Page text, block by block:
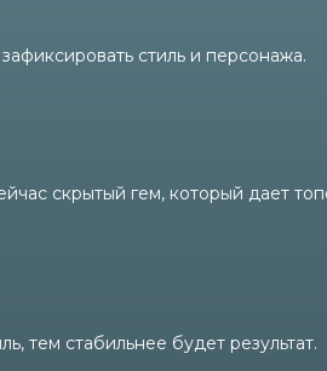
стиль и персонажа.
скрытый гем, который дает
стабильнее будет результат.